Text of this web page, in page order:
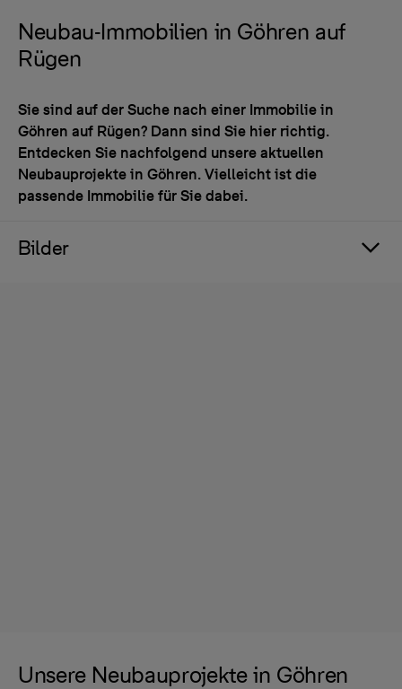
Neubau-Immobilien in Göhren auf
Rügen
Sie sind auf der Suche nach einer Immobilie in
Göhren auf Rügen? Dann sind Sie hier richtig.
Entdecken Sie nachfolgend unsere aktuellen
Neubauprojekte in Göhren. Vielleicht ist die
passende Immobilie für Sie dabei.
Bilder
Unsere Neubauprojekte in Göhren